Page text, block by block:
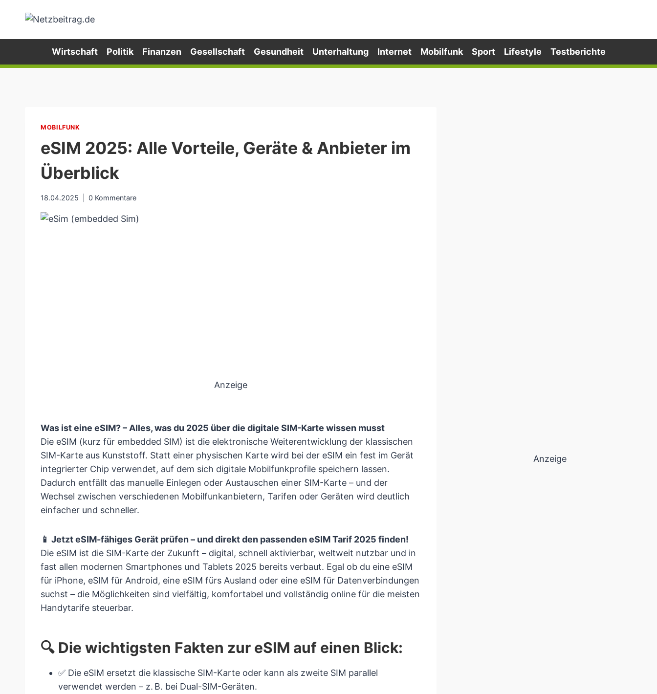
Wirtschaft
Politik Finanzen Gesellschaft Gesundheit Unterhaltung Internet Mobilfunk Sport Lifestyle Testberichte
MOBILFUNK
eSIM 2025: Alle Vorteile, Geräte & Anbieter im
Überblick
18.04.2025 0 Kommentare
Anzeige
Was ist eine eSIM? – Alles, was du 2025 über die digitale SIM-Karte wissen musst
Die eSIM (kurz für embedded SIM) ist die elektronische Weiterentwicklung der klassischen
SIM-Karte aus Kunststoff. Statt einer physischen Karte wird bei der eSIM ein fest im Gerät
integrierter Chip verwendet, auf dem sich digitale Mobilfunkprofile speichern lassen.
Dadurch entfällt das manuelle Einlegen oder Austauschen einer SIM-Karte – und der
Wechsel zwischen verschiedenen Mobilfunkanbietern, Tarifen oder Geräten wird deutlich
einfacher und schneller.
📱 Jetzt eSIM-fähiges Gerät prüfen – und direkt den passenden eSIM Tarif 2025 finden!
Die eSIM ist die SIM-Karte der Zukunft – digital, schnell aktivierbar, weltweit nutzbar und in
fast allen modernen Smartphones und Tablets 2025 bereits verbaut. Egal ob du eine eSIM
für iPhone, eSIM für Android, eine eSIM fürs Ausland oder eine eSIM für Datenverbindungen
suchst – die Möglichkeiten sind vielfältig, komfortabel und vollständig online für die meisten
Handytarife steuerbar.
🔍 Die wichtigsten Fakten zur eSIM auf einen Blick:
✅ Die eSIM ersetzt die klassische SIM-Karte oder kann als zweite SIM parallel
verwendet werden – z. B. bei Dual-SIM-Geräten.
Anzeige